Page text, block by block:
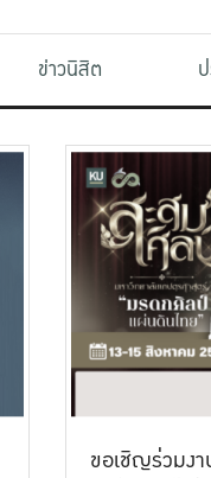
ข่าวนิสิต
ขอเชิญร่วมง